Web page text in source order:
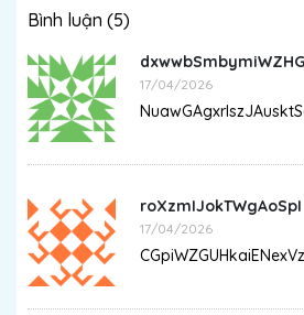
Bình luận (5)
17/04/2026
roXzmIJokTWgAoSpI
17/04/2026